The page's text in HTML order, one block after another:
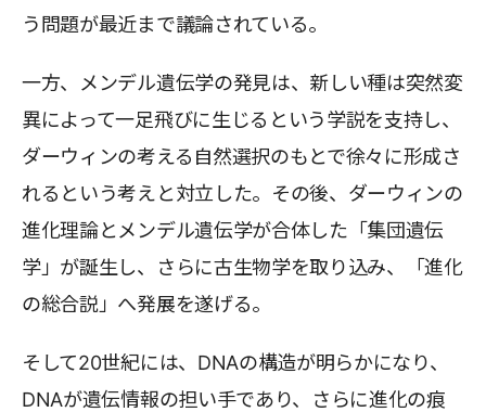
う問題が最近まで議論されている。
一方、メンデル遺伝学の発見は、新しい種は突然変
異によって一足飛びに生じるという学説を支持し、
ダーウィンの考える自然選択のもとで徐々に形成さ
れるという考えと対立した。その後、ダーウィンの
進化理論とメンデル遺伝学が合体した「集団遺伝
学」が誕生し、さらに古生物学を取り込み、「進化
の総合説」へ発展を遂げる。
そして20世紀には、DNAの構造が明らかになり、
DNAが遺伝情報の担い手であり、さらに進化の痕